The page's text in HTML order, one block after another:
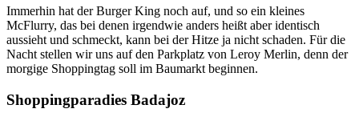
Immerhin hat der Burger King noch auf, und so ein kleines
McFlurry, das bei denen irgendwie anders heißt aber identisch
aussieht und schmeckt, kann bei der Hitze ja nicht schaden. Für die
Nacht stellen wir uns auf den Parkplatz von Leroy Merlin, denn der
morgige Shoppingtag soll im Baumarkt beginnen.
Shoppingparadies Badajoz